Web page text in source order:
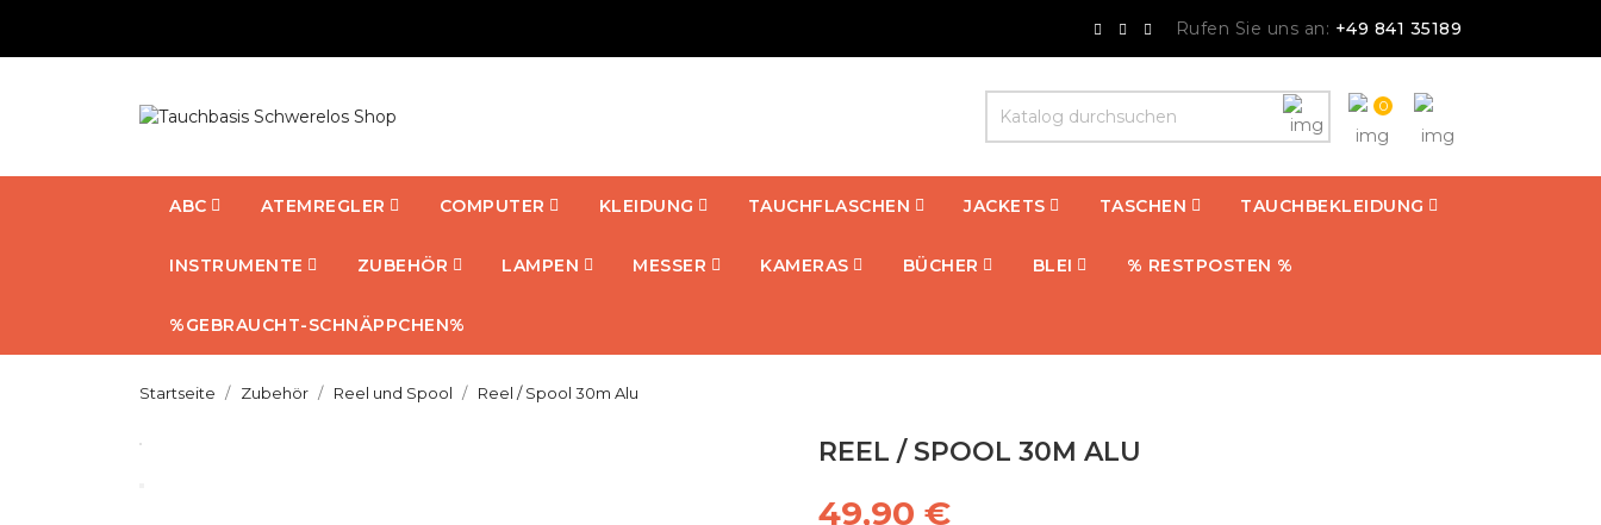
Rufen Sie uns an: +49 841 35189
0
ABC ATEMREGLER COMPUTER KLEIDUNG TAUCHFLASCHEN JACKETS TASCHEN TAUCHBEKLEIDUNG
INSTRUMENTE ZUBEHÖR LAMPEN MESSER KAMERAS BÜCHER BLEI % RESTPOSTEN %
%GEBRAUCHT-SCHNÄPPCHEN%
Startseite Zubehör Reel und Spool Reel / Spool 30m Alu
REEL / SPOOL 30M ALU
49,90 €